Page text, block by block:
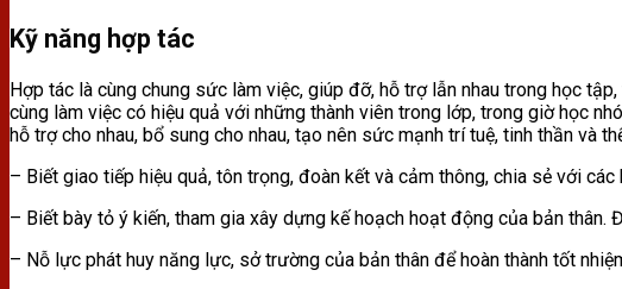
Kỹ năng hợp tác
Hợp tác là cùng chung sức làm việc, giúp đỡ, hỗ trợ lẫn nhau trong học
cùng làm việc có hiệu quả với những thành viên trong lớp, trong giờ học
hỗ trợ cho nhau, bổ sung cho nhau, tạo nên sức mạnh trí tuệ, tinh thần và
– Biết giao tiếp hiệu quả, tôn trọng, đoàn kết và cảm thông, chia sẻ với các
– Biết bày tỏ ý kiến, tham gia xây dựng kế hoạch hoạt động của bản
– Nỗ lực phát huy năng lực, sở trường của bản thân để hoàn thành tốt